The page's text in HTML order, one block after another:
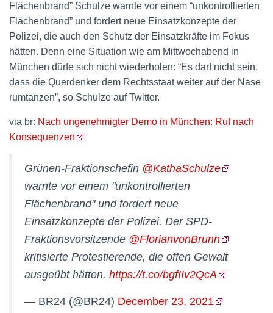
Flächenbrand” Schulze warnte vor einem “unkontrollierten
Flächenbrand” und fordert neue Einsatzkonzepte der
Polizei, die auch den Schutz der Einsatzkräfte im Fokus
hätten. Denn eine Situation wie am Mittwochabend in
München dürfe sich nicht wiederholen: “Es darf nicht sein,
dass die Querdenker dem Rechtsstaat weiter auf der Nase
rumtanzen”, so Schulze auf Twitter.
via br: Nach ungenehmigter Demo in München: Ruf nach
Konsequenzen
Grünen-Fraktionschefin @KathaSchulze
warnte vor einem "unkontrollierten
Flächenbrand" und fordert neue
Einsatzkonzepte der Polizei. Der SPD-
Fraktionsvorsitzende @FlorianvonBrunn
kritisierte Protestierende, die offen Gewalt
ausgeübt hätten. https://t.co/bgfIIv2QcA
— BR24 (@BR24) December 23, 2021